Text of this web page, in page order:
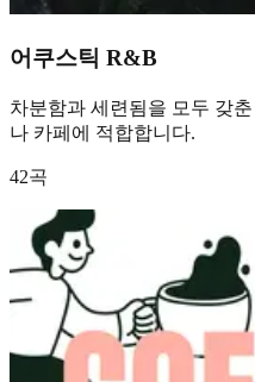
어쿠스틱 R&B
차분함과 세련됨을 모두 갖
나 카페에 적합합니다.
42곡